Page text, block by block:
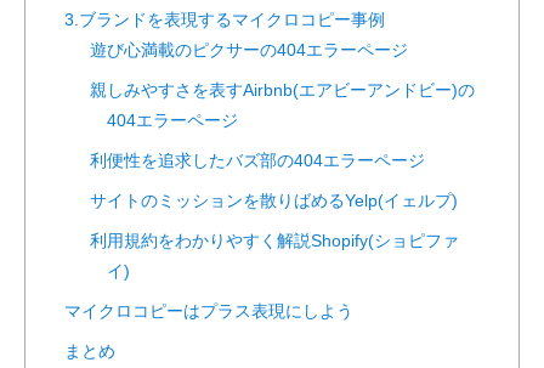
3.ブランドを表現するマイクロコピー事例
遊び心満載のピクサーの404エラーページ
親しみやすさを表すAirbnb(エアビーアンドビー)の
404エラーページ
利便性を追求したバズ部の404エラーページ
サイトのミッションを散りばめるYelp(イェルプ)
利用規約をわかりやすく解説Shopify(ショピファ
イ)
マイクロコピーはプラス表現にしよう
まとめ